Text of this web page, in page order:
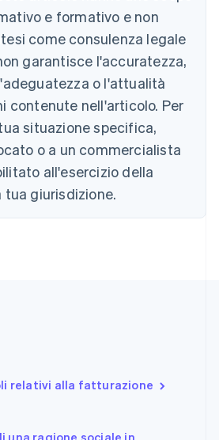
e formativo e non
come consulenza legale
garantisce l'accuratezza,
o l'attualità
contenute nell'articolo. Per
situazione specifica,
o a un commercialista
all'esercizio della
tua giurisdizione.
relativi alla fatturazione
DeutschEnglish